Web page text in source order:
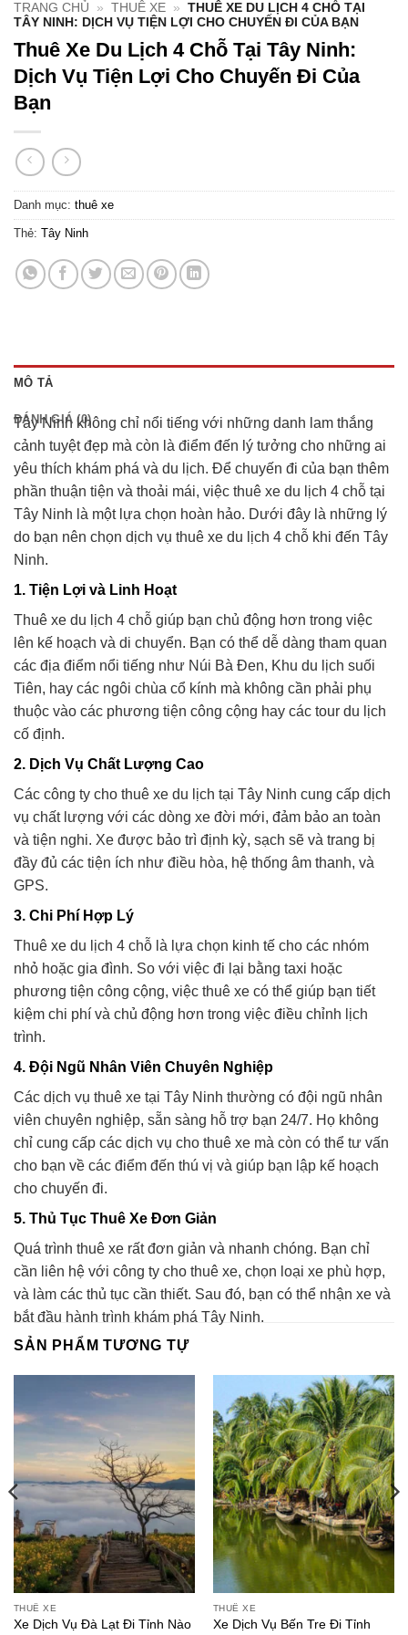
TRANG CHỦ » THUÊ XE »
THUÊ XE DU LỊCH 4 CHỖ TẠI
TÂY NINH: DỊCH VỤ TIỆN LỢI CHO CHUYẾN ĐI CỦA BẠN
Thuê Xe Du Lịch 4 Chỗ Tại Tây Ninh:
Dịch Vụ Tiện Lợi Cho Chuyến Đi Của
Bạn
Danh mục: thuê xe
Thẻ: Tây Ninh
MÔ TẢ
ĐÁNH GIÁ (0)
Tây Ninh không chỉ nổi tiếng với những danh lam thắng
cảnh tuyệt đẹp mà còn là điểm đến lý tưởng cho những ai
yêu thích khám phá và du lịch. Để chuyến đi của bạn thêm
phần thuận tiện và thoải mái, việc thuê xe du lịch 4 chỗ tại
Tây Ninh là một lựa chọn hoàn hảo. Dưới đây là những lý
do bạn nên chọn dịch vụ thuê xe du lịch 4 chỗ khi đến Tây
Ninh.
1. Tiện Lợi và Linh Hoạt
Thuê xe du lịch 4 chỗ giúp bạn chủ động hơn trong việc
lên kế hoạch và di chuyển. Bạn có thể dễ dàng tham quan
các địa điểm nổi tiếng như Núi Bà Đen, Khu du lịch suối
Tiên, hay các ngôi chùa cổ kính mà không cần phải phụ
thuộc vào các phương tiện công cộng hay các tour du lịch
cố định.
2. Dịch Vụ Chất Lượng Cao
Các công ty cho thuê xe du lịch tại Tây Ninh cung cấp dịch
vụ chất lượng với các dòng xe đời mới, đảm bảo an toàn
và tiện nghi. Xe được bảo trì định kỳ, sạch sẽ và trang bị
đầy đủ các tiện ích như điều hòa, hệ thống âm thanh, và
GPS.
3. Chi Phí Hợp Lý
Thuê xe du lịch 4 chỗ là lựa chọn kinh tế cho các nhóm
nhỏ hoặc gia đình. So với việc đi lại bằng taxi hoặc
phương tiện công cộng, việc thuê xe có thể giúp bạn tiết
kiệm chi phí và chủ động hơn trong việc điều chỉnh lịch
trình.
4. Đội Ngũ Nhân Viên Chuyên Nghiệp
Các dịch vụ thuê xe tại Tây Ninh thường có đội ngũ nhân
viên chuyên nghiệp, sẵn sàng hỗ trợ bạn 24/7. Họ không
chỉ cung cấp các dịch vụ cho thuê xe mà còn có thể tư vấn
cho bạn về các điểm đến thú vị và giúp bạn lập kế hoạch
cho chuyến đi.
5. Thủ Tục Thuê Xe Đơn Giản
Quá trình thuê xe rất đơn giản và nhanh chóng. Bạn chỉ
cần liên hệ với công ty cho thuê xe, chọn loại xe phù hợp,
và làm các thủ tục cần thiết. Sau đó, bạn có thể nhận xe và
bắt đầu hành trình khám phá Tây Ninh.
SẢN PHẨM TƯƠNG TỰ
THUÊ XE
Xe Dịch Vụ Đà Lạt Đi Tỉnh Nào
THUÊ XE
Xe Dịch Vụ Bến Tre Đi Tỉnh